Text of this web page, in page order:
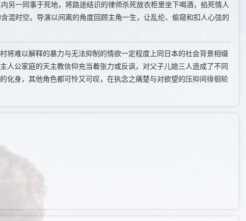
另一同事于死地，将路途结识的律师杀死放衣柜里坐下喝酒，掐死情人
混时空。导演以间离的角度回顾主角一生，让乱伦、偷窥和扣人心弦的
将难以解释的暴力与无法抑制的情欲一定程度上同日本的社会背景相缀
公家庭的天主教信仰充当着张力或反讽，对父子儿媳三人造成了不同
化身，其他角色都可怜又可叹，在执念之痛楚与对欲望的压抑间徘徊轮